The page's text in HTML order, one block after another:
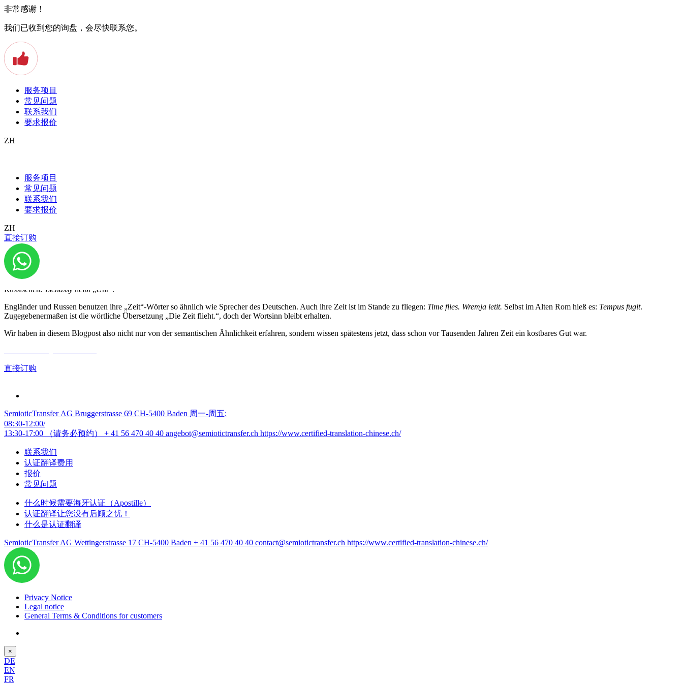
非常感谢！
我们已收到您的询盘，会尽快联系您。
服务项目
常见问题
联系我们
要求报价
ZH
服务项目
常见问题
联系我们
要求报价
ZH
直接订购
Die Zeit ist nicht materiell, sie ist ein Konstrukt, das uns beim Einordnen der Dinge hilft. Wir können die Zeit nicht sehen, geschweige denn spüren. Wir nehmen nur Zustände und ggf. deren Veränderungen
wahr, die zwischen Zeitpunkt A und B stattfinden.
Ungeachtet der schweren Greifbarkeit des Begriffs «Zeit» taucht er in den meisten Sprachen auf: Die Engländer sagen
Le temps
bedeutet neben „Zeit“ auch „Stunde“.
Im Französischen, Spanischen und Polnischen beobachten wir demnach eine semantische Ähnlichkeit der Begriffe, die vom Wort für „Zeit“ abgedeckt werden. Unter „semantischer Ähnlichkeit“ verstehen
Sprachwissenschaftler eine Ähnlichkeit auf der Bedeutungsebene: „Jahreszeit“ und „Stunde“ sind bestimmte Formen der „Zeit“, sie können unter dem Oberbegriff „Zeit“ zusammengefasst werden.
Ein weiteres Beispiel für die semantische Ähnlichkeit in unterschiedlichen Sprachen: Das Wort
Russischen: Tschassy heißt „Uhr“.
Engländer und Russen benutzen ihre „Zeit“-Wörter so ähnlich wie Sprecher des Deutschen. Auch ihre Zeit ist im Stande zu fliegen: Time flies. Wremja letit. Selbst im Alten Rom hieß es: Tempus fugit.
Zugegebenermaßen ist die wörtliche Übersetzung „Die Zeit flieht.“, doch der Wortsinn bleibt erhalten.
Wir haben in diesem Blogpost also nicht nur von der semantischen Ähnlichkeit erfahren, sondern wissen spätestens jetzt, dass schon vor Tausenden Jahren Zeit ein kostbares Gut war.
直接订购
SemioticTransfer AG Bruggerstrasse 69 CH-5400 Baden 周一-周五:
08:30-12:00/
13:30-17:00 （请务必预约） + 41 56 470 40 40 angebot@semiotictransfer.ch https://www.certified-translation-chinese.ch/
联系我们
认证翻译费用
报价
常见问题
什么时候需要海牙认证（Apostille）
认证翻译让您没有后顾之忧！
什么是认证翻译
SemioticTransfer AG Wettingerstrasse 17 CH-5400 Baden + 41 56 470 40 40 contact@semiotictransfer.ch https://www.certified-translation-chinese.ch/
Privacy Notice
Legal notice
General Terms & Conditions for customers
×
DE
EN
FR